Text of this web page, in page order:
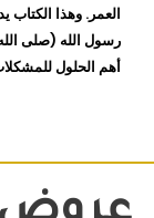
العمر. وهذا الكتاب
رسول الله (صلى الله
أهم الحلول